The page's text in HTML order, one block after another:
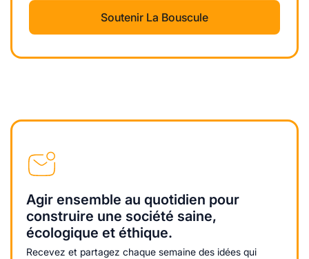
Soutenir La Bouscule
Agir ensemble au quotidien pour
construire une société saine,
écologique et éthique.
Recevez et partagez chaque semaine des idées qui